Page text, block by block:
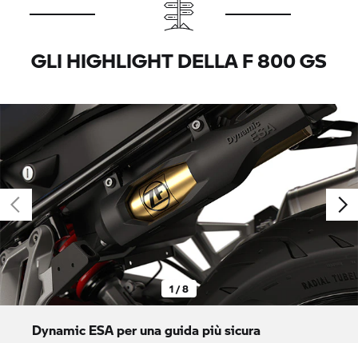
GLI HIGHLIGHT DELLAF 800 GS
1 / 8
Dynamic ESA per una guida più sicura